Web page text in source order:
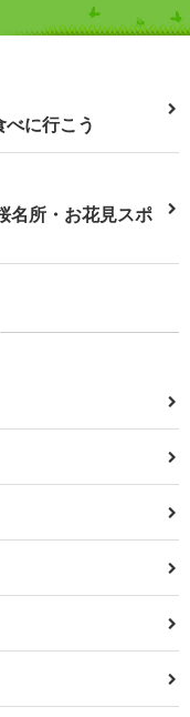
に行こう
名所・お花見スポ